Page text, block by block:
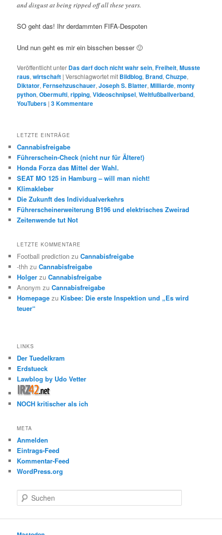
and disgust at being ripped off all these years.
SO geht das! Ihr derdammten FIFA-Despoten
Und nun geht es mir ein bisschen besser 🙂
Veröffentlicht unter Das darf doch nicht wahr sein,Freiheit,Musste
raus,wirtschaft |Verschlagwortet mit Bildblog, Brand,Chuzpe,
Diktator,Fernsehzuschauer,Joseph S. Blatter,Milliarde,monty
python,Obermufti,ripping,Videoschnipsel,Weltfußballverband,
YouTubers |3Kommentare
LETZTE EINTRÄGE
Cannabisfreigabe
Führerschein-Check (nicht nur für Ältere!)
Honda Forza das Mittel der Wahl.
SEAT MO 125 in Hamburg – will man nicht!
Klimakleber
Die Zukunft des Individualverkehrs
Führerscheinerweiterung B196 und elektrisches Zweirad
Zeitenwende tut Not
LETZTE KOMMENTARE
Football prediction zuCannabisfreigabe
-thh zuCannabisfreigabe
Holger zuCannabisfreigabe
Anonym zuCannabisfreigabe
Homepage zu Kisbee: Die erste Inspektion und „Es wird
teuer“
LINKS
Der Tuedelkram
Erdstueck
Lawblog by Udo Vetter
NOCH kritischer als ich
META
Anmelden
Eintrags-Feed
Kommentar-Feed
WordPress.org
u
e